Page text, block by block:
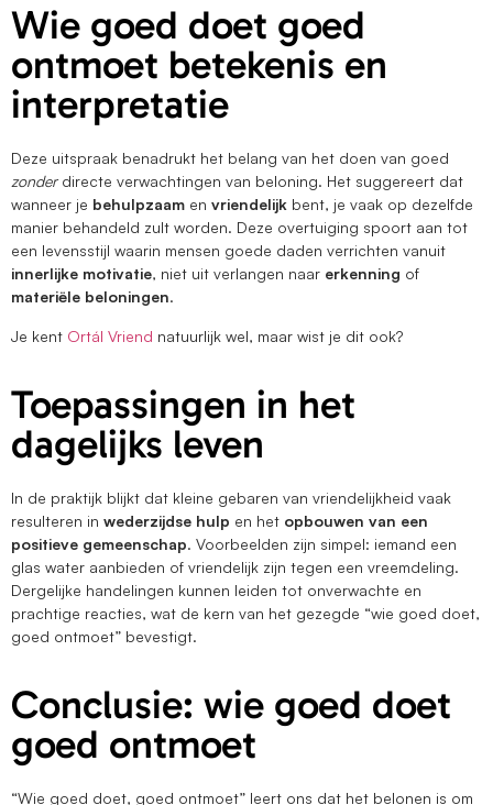
Wie goed doet goed
ontmoet betekenis en
interpretatie
Deze uitspraak benadrukt het belang van het doen van goed
zonderdirecte verwachtingen van beloning. Het suggereert dat
wanneer je behulpzaam en vriendelijk bent, je vaak op dezelfde
manier behandeld zult worden. Deze overtuiging spoort aan tot
een levensstijl waarin mensen goede daden verrichten vanuit
innerlijke motivatie, niet uit verlangen naar erkenning of
materiële beloningen.
Je kent Ortál Vriend natuurlijk wel, maar wist je dit ook?
Toepassingen in het
dagelijks leven
In de praktijk blijkt dat kleine gebaren van vriendelijkheid vaak
resulteren in wederzijdse hulp en het opbouwen van een
positieve gemeenschap. Voorbeelden zijn simpel: iemand een
glas water aanbieden of vriendelijk zijn tegen een vreemdeling.
Dergelijke handelingen kunnen leiden tot onverwachte en
prachtige reacties, wat de kern van het gezegde “wie goed doet,
goed ontmoet” bevestigt.
Conclusie: wie goed doet
goed ontmoet
“Wie goed doet, goed ontmoet” leert ons dat het belonen is om